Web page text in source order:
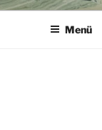
Menü